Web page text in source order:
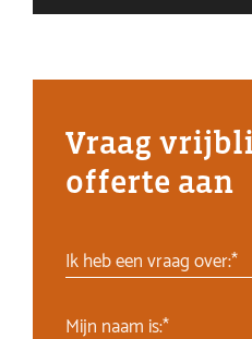
Vraag
offerte aan
Ik heb een vraag over:*
Mijn naam is:*